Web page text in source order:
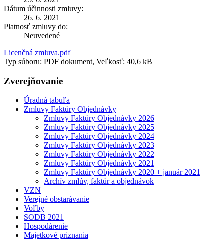
Dátum účinnosti zmluvy:
26. 6. 2021
Platnosť zmluvy do:
Neuvedené
Licenčná zmluva.pdf
Typ súboru: PDF dokument, Veľkosť: 40,6 kB
Zverejňovanie
Úradná tabuľa
Zmluvy Faktúry Objednávky
Zmluvy Faktúry Objednávky 2026
Zmluvy Faktúry Objednávky 2025
Zmluvy Faktúry Objednávky 2024
Zmluvy Faktúry Objednávky 2023
Zmluvy Faktúry Objednávky 2022
Zmluvy Faktúry Objednávky 2021
Zmluvy Faktúry Objednávky 2020 + január 2021
Archív zmlúv, faktúr a objednávok
VZN
Verejné obstarávanie
Voľby
SODB 2021
Hospodárenie
Majetkové priznania